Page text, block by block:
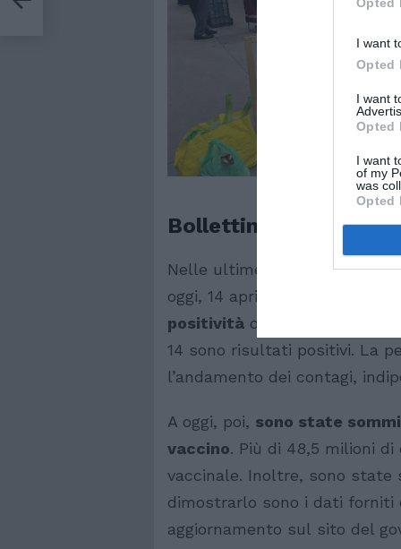
I want
Opted
I want
Opted
I want
of my
was
Opted
Bollettino covid oggi,
Nelle ultime 24 ore, poi,
oggi, 14 aprile, sono stati
positività ora è del 14,8%.
14 sono risultati positivi. La
l’andamento dei contagi,
A oggi, poi, sono state
vaccino. Più di 48,5 milioni
vaccinale. Inoltre, sono state
dimostrarlo sono i dati forniti
aggiornamento sul sito del